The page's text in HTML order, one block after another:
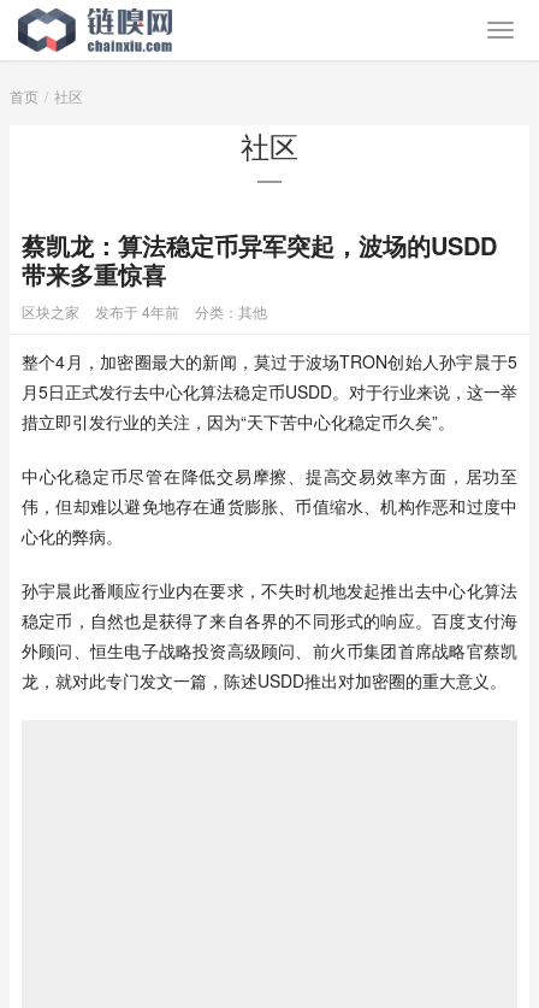
首页 社区
社区
蔡凯龙：算法稳定币异军突起，波场的USDD
带来多重惊喜
区块之家 发布于 4年前 分类： 其他
整个4月，加密圈最大的新闻，莫过于波场TRON创始人孙宇晨于5
月5日正式发行去中心化算法稳定币USDD。对于行业来说，这一举
措立即引发行业的关注，因为“天下苦中心化稳定币久矣”。
中心化稳定币尽管在降低交易摩擦、提高交易效率方面，居功至
伟，但却难以避免地存在通货膨胀、币值缩水、机构作恶和过度中
心化的弊病。
孙宇晨此番顺应行业内在要求，不失时机地发起推出去中心化算法
稳定币，自然也是获得了来自各界的不同形式的响应。百度支付海
外顾问、恒生电子战略投资高级顾问、前火币集团首席战略官蔡凯
龙，就对此专门发文一篇，陈述USDD推出对加密圈的重大意义。